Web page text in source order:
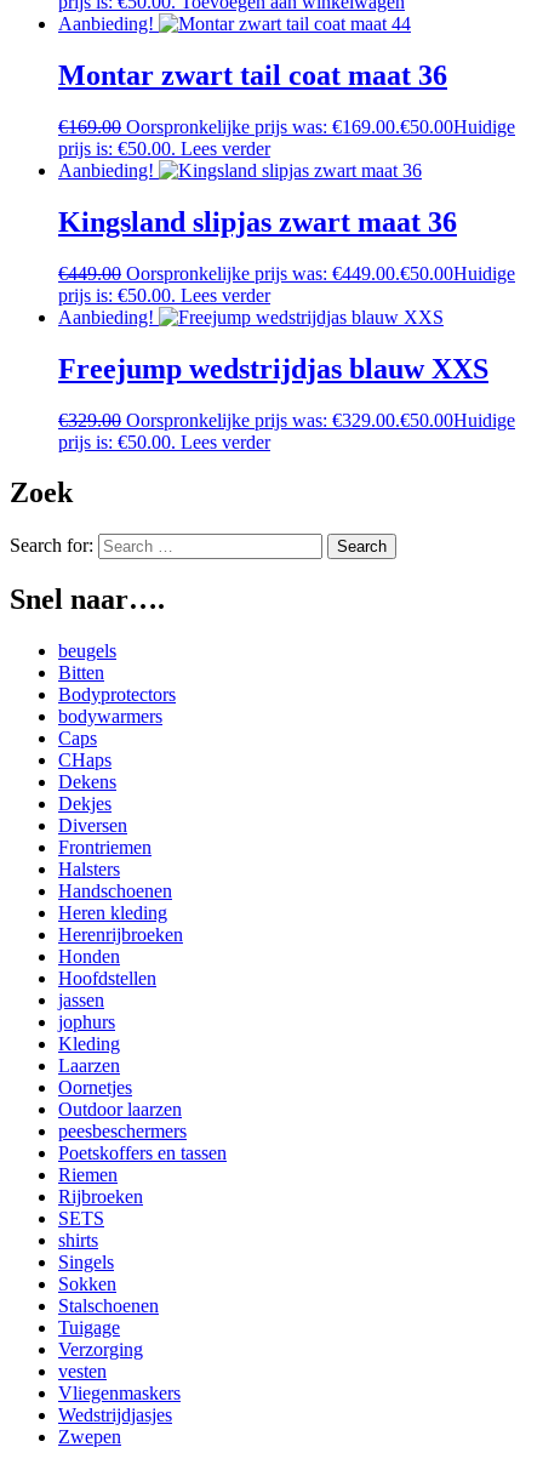
Aanbieding!
Montar zwart tail coat maat 36
€169.00 Oorspronkelijke prijs was: €169.00.€50.00Huidige
prijs is: €50.00. Lees verder
Aanbieding!
Kingsland slipjas zwart maat 36
€449.00 Oorspronkelijke prijs was: €449.00.€50.00Huidige
prijs is: €50.00. Lees verder
Aanbieding!
Freejump wedstrijdjas blauw XXS
€329.00 Oorspronkelijke prijs was: €329.00.€50.00Huidige
prijs is: €50.00. Lees verder
Zoek
Search for:
Snel naar….
beugels
Bitten
Bodyprotectors
bodywarmers
Caps
CHaps
Dekens
Dekjes
Diversen
Frontriemen
Halsters
Handschoenen
Heren kleding
Herenrijbroeken
Honden
Hoofdstellen
jassen
jophurs
Kleding
Laarzen
Oornetjes
Outdoor laarzen
peesbeschermers
Poetskoffers en tassen
Riemen
Rijbroeken
SETS
shirts
Singels
Sokken
Stalschoenen
Tuigage
Verzorging
vesten
Vliegenmaskers
Wedstrijdjasjes
Zwepen